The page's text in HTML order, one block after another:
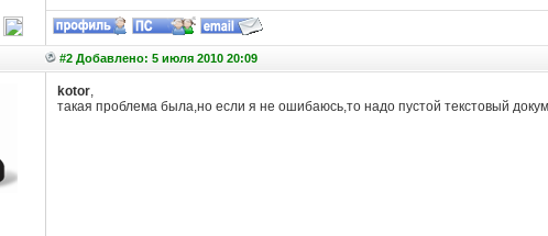
#2 Добавлено: 5 июля 2010 20:09
kotor,
такая проблема была,но если я не ошибаюсь,то надо пустой текстовый